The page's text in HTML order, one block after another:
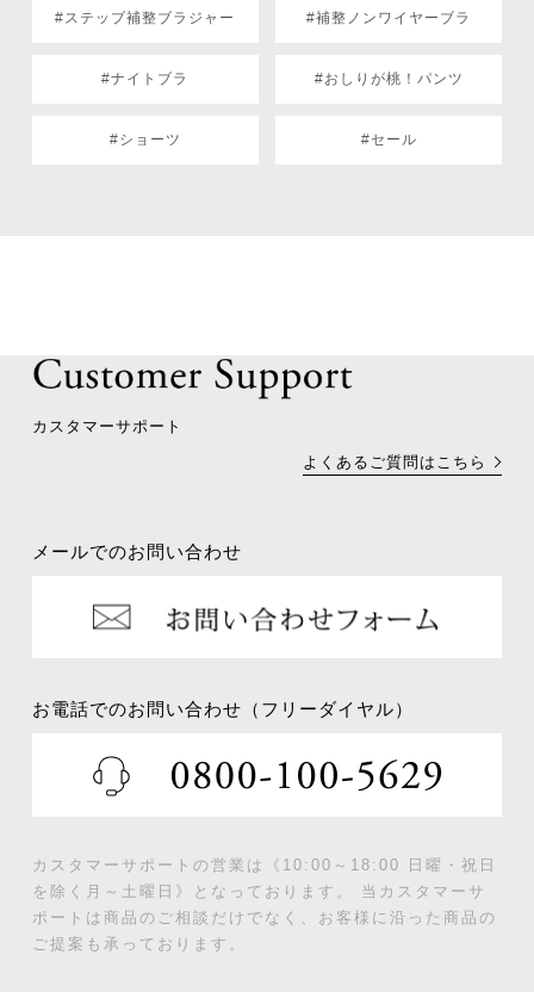
#ステップ補整ブラジャー #補整ノンワイヤーブラ
#ナイトブラ #おしりが桃！パンツ
#ショーツ #セール
カスタマーサポート
よくあるご質問はこちら
メールでのお問い合わせ
お電話でのお問い合わせ（フリーダイヤル）
カスタマーサポートの営業は《10:00～18:00 日曜・祝日
を除く月～土曜日》となっております。
当カスタマーサ
ポートは商品のご相談だけでなく、お客様に沿った商品の
ご提案も承っております。